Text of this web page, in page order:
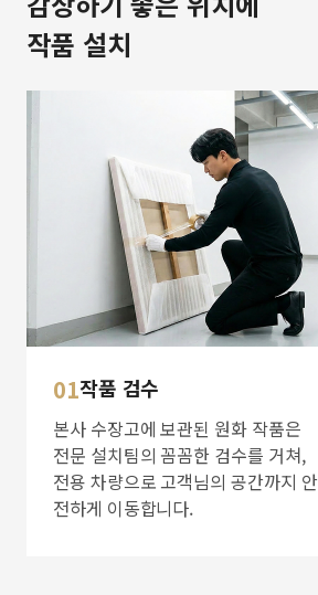
작품 설치
01작품 검수
본사 수장고에 보관된 원화 작품은
전문 설치팀의 꼼꼼한 검수를 거쳐,
전용 차량으로 고객님의 공간까지 안
전하게 이동합니다.